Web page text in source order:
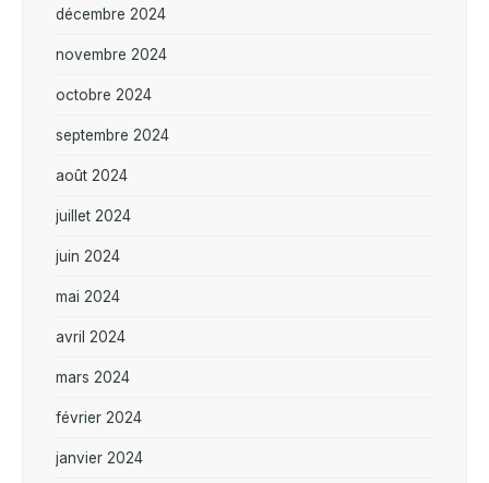
décembre 2024
novembre 2024
octobre 2024
septembre 2024
août 2024
juillet 2024
juin 2024
mai 2024
avril 2024
mars 2024
février 2024
janvier 2024